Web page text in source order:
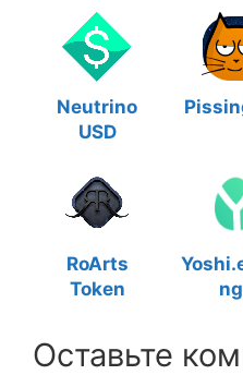
Neutrino
USD
RoArts
Token
Оставьте